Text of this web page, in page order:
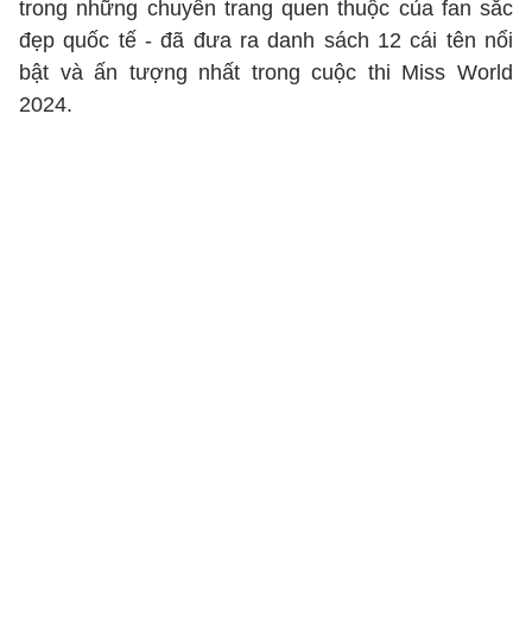
trong những chuyên trang quen thuộc của fan sắc
đẹp quốc tế - đã đưa ra danh sách 12 cái tên nổi
bật và ấn tượng nhất trong cuộc thi Miss World
2024.